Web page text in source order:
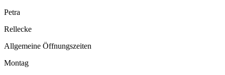
Petra
Rellecke
Allgemeine Öffnungszeiten
Montag